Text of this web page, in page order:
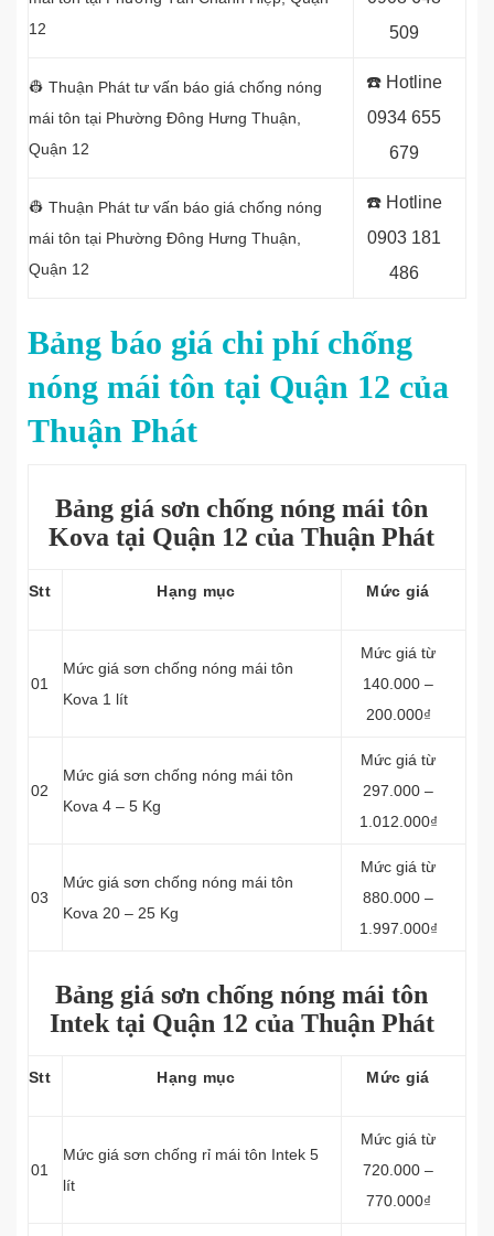
12
509
👷 Thuận Phát tư vấn báo giá chống nóng
mái tôn tại Phường Đông Hưng Thuận,
Quận 12
☎️ Hotline
0934 655
679
👷 Thuận Phát tư vấn báo giá chống nóng
mái tôn tại Phường Đông Hưng Thuận,
Quận 12
☎️ Hotline
0903 181
486
Bảng báo giá chi phí chống
nóng mái tôn tại Quận 12 của
Thuận Phát
Bảng giá sơn chống nóng mái tôn
Kova tại Quận 12 của Thuận Phát
Stt Hạng mục Mức giá
01
Mức giá sơn chống nóng mái tôn
Kova 1 lít
Mức giá từ
140.000 –
200.000₫
02
Mức giá sơn chống nóng mái tôn
Kova 4 – 5 Kg
Mức giá từ
297.000 –
1.012.000₫
03
Mức giá sơn chống nóng mái tôn
Kova 20 – 25 Kg
Mức giá từ
880.000 –
1.997.000₫
Bảng giá sơn chống nóng mái tôn
Intek tại Quận 12 của Thuận Phát
Stt Hạng mục Mức giá
01
Mức giá sơn chống rỉ mái tôn Intek 5
lít
Mức giá từ
720.000 –
770.000₫